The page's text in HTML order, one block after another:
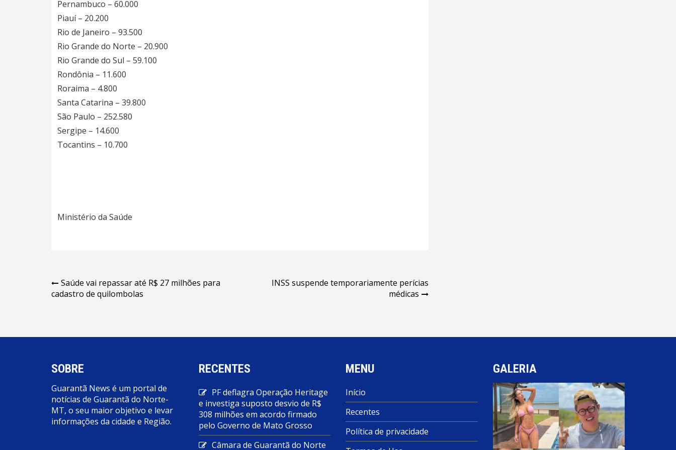
Pernambuco – 60.000
Piauí – 20.200
Rio de Janeiro – 93.500
Rio Grande do Norte – 20.900
Rio Grande do Sul – 59.100
Rondônia – 11.600
Roraima – 4.800
Santa Catarina – 39.800
São Paulo – 252.580
Sergipe – 14.600
Tocantins – 10.700
Ministério da Saúde
Navegação
de
Saúde vai repassar até R$ 27 milhões para
cadastro de quilombolas
INSS suspende temporariamente perícias
médicas
SOBRE
Guarantã News é um portal de
notícias de Guarantã do Norte-
MT, o seu maior objetivo e levar
informações da cidade e Região.
RECENTES
PF deflagra Operação Heritage
e investiga suposto desvio de R$
308 milhões em acordo firmado
pelo Governo de Mato Grosso
Câmara de Guarantã do Norte
MENU
Início
Recentes
Política de privacidade
GALERIA